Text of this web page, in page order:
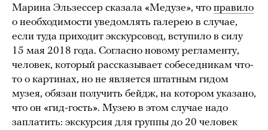
Марина Эльзессер сказала «Медузе», что правило
о необходимости уведомлять галерею в случае,
если туда приходит экскурсовод, вступило в силу
15 мая 2018 года. Согласно новому регламенту,
человек, который рассказывает собеседникам что-
то о картинах, но не является штатным гидом
музея, обязан получить бейдж, на котором указано,
что он «гид-гость». Музею в этом случае надо
заплатить: экскурсия для группы до 20 человек